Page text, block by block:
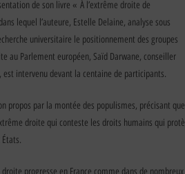
de son livre « À l’extrême droite de
lequel l’auteure, Estelle Delaine, analyse sous
universitaire le positionnement des groupes
au Parlement européen, Saïd Darwane, conseiller
est intervenu devant la centaine de participants.
propos par la montée des populismes, précisant
droite qui conteste les droits humains qui